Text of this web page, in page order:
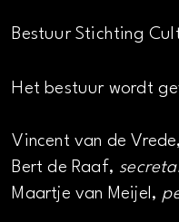
Bestuur Stichting
Het bestuur wordt
Vincent van de Vrede,
Bert de Raaf,
Maartje van Meijel,